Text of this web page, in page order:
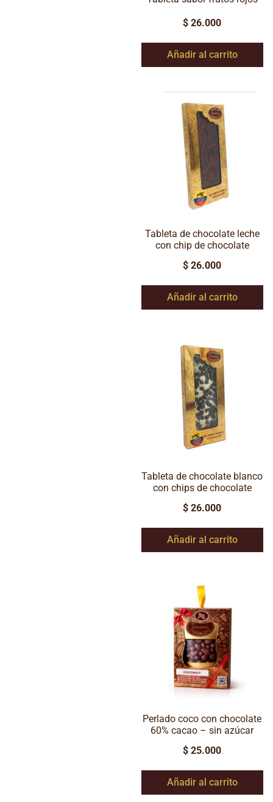
$ 26.000
Añadir al carrito
Tableta de chocolate leche
con chip de chocolate
$ 26.000
Añadir al carrito
Tableta de chocolate blanco
con chips de chocolate
$ 26.000
Añadir al carrito
Perlado coco con chocolate
60% cacao – sin azúcar
$ 25.000
Añadir al carrito